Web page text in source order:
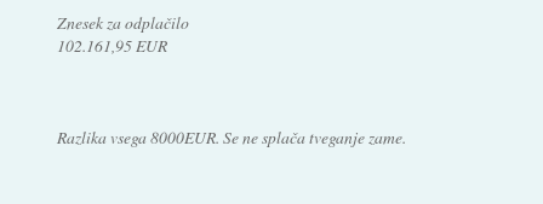
Znesek za odplačilo
102.161,95 EUR
Razlika vsega 8000EUR. Se ne splača tveganje zame.